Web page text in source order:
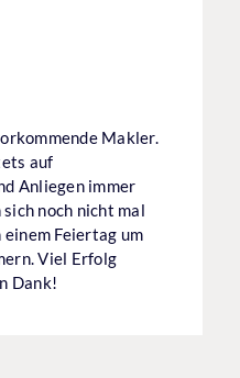
Makler.
auf
Anliegen immer
noch nicht mal
einem Feiertag um
Viel Erfolg
Dank!